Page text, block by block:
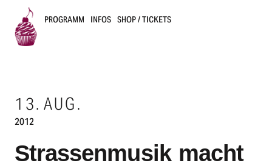
s
PROGRAMM INFOS SHOP / TICKETS
13.AUG.
2012
Stras­sen­mu­sik macht